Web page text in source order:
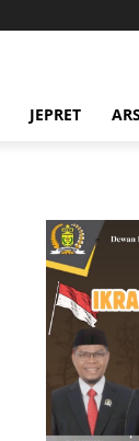
JEPRET